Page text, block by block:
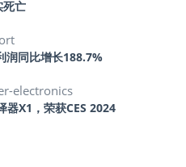
亡
润同比增长188.7%
electronics
器X1，荣获CES 2024